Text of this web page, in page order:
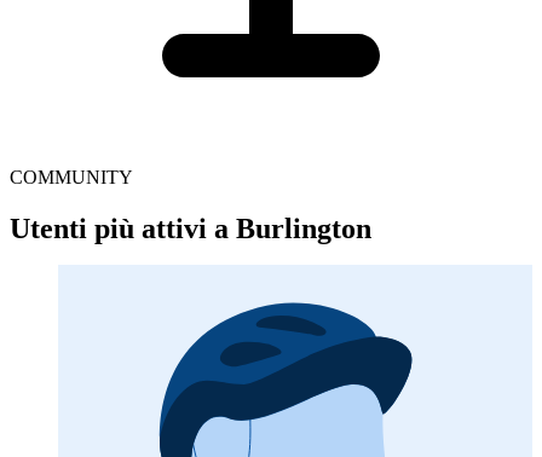
COMMUNITY
Utenti più attivi a Burlington